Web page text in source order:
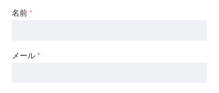
名前 *
メール *